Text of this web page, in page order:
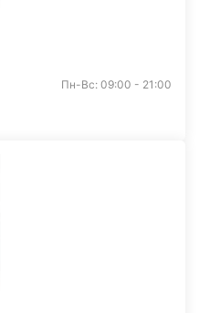
Пн-Вс: 09:00 - 21:00